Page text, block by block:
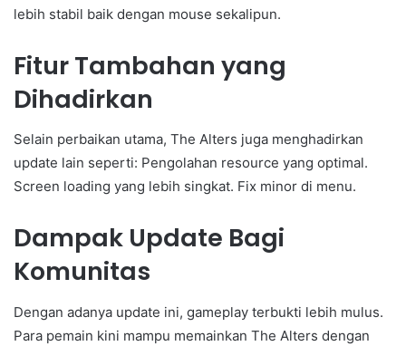
lebih stabil baik dengan mouse sekalipun.
Fitur Tambahan yang
Dihadirkan
Selain perbaikan utama, The Alters juga menghadirkan
update lain seperti: Pengolahan resource yang optimal.
Screen loading yang lebih singkat. Fix minor di menu.
Dampak Update Bagi
Komunitas
Dengan adanya update ini, gameplay terbukti lebih mulus.
Para pemain kini mampu memainkan The Alters dengan